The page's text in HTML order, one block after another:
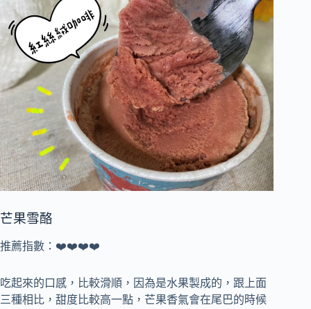
芒果雪酪
推薦指數：❤️❤️❤️❤️
吃起來的口感，比較滑順，因為是水果製成的，跟上面
三種相比，甜度比較高一點，芒果香氣會在尾巴的時候